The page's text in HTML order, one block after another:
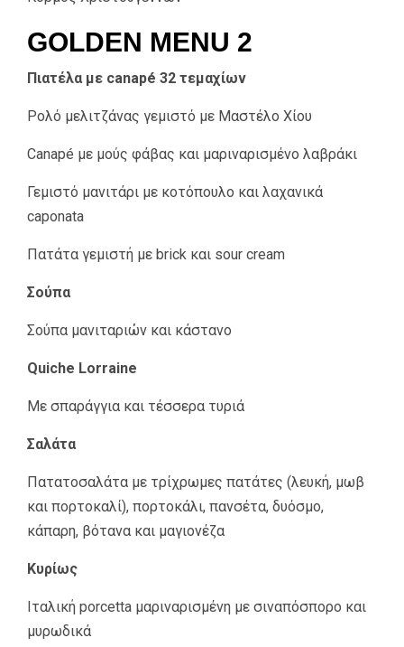
GOLDEN MENU 2
Πιατέλα με canapé 32 τεμαχίων
Ρολό μελιτζάνας γεμιστό με Μαστέλο Χίου
Canapé με μούς φάβας και μαριναρισμένο λαβράκι
Γεμιστό μανιτάρι με κοτόπουλο και λαχανικά
caponata
Πατάτα γεμιστή με brick και sour cream
Σούπα
Σούπα μανιταριών και κάστανο
Quiche Lorraine
Με σπαράγγια και τέσσερα τυριά
Σαλάτα
Πατατοσαλάτα με τρίχρωμες πατάτες (λευκή, μωβ
και πορτοκαλί), πορτοκάλι, πανσέτα, δυόσμο,
κάπαρη, βότανα και μαγιονέζα
Κυρίως
Ιταλική porcetta μαριναρισμένη με σιναπόσπορο και
μυρωδικά